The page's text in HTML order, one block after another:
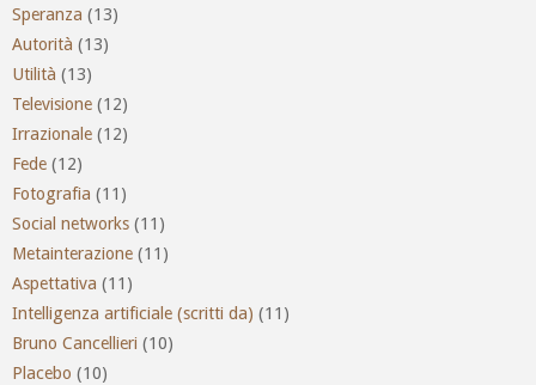
Speranza (13)
Autorità (13)
Utilità (13)
Televisione (12)
Irrazionale (12)
Fede (12)
Fotografia (11)
Social networks (11)
Metainterazione (11)
Aspettativa (11)
Intelligenza artificiale (scritti da) (11)
Bruno Cancellieri (10)
Placebo (10)